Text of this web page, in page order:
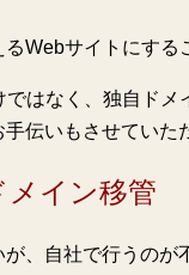
Webサイトにする
ではなく、独自ド
伝いもさせていた
メイン移管
が、自社で行うの